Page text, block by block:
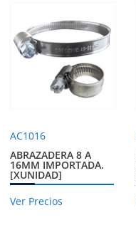
AC1016
ABRAZADERA 8 A
16MM IMPORTADA.
[XUNIDAD]
Ver Precios